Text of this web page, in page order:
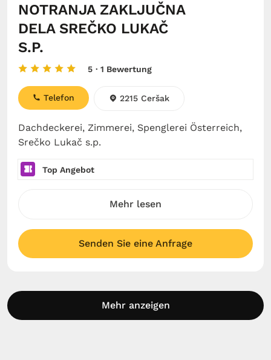
NOTRANJA ZAKLJUČNA
DELA SREČKO LUKAČ
S.P.
5 · 1 Bewertung
Dachdeckerei, Zimmerei, Spenglerei Österreich,
Srečko Lukač s.p.
Telefon 2215 Ceršak
Top Angebot
Mehr lesen
Senden Sie eine Anfrage
Mehr anzeigen